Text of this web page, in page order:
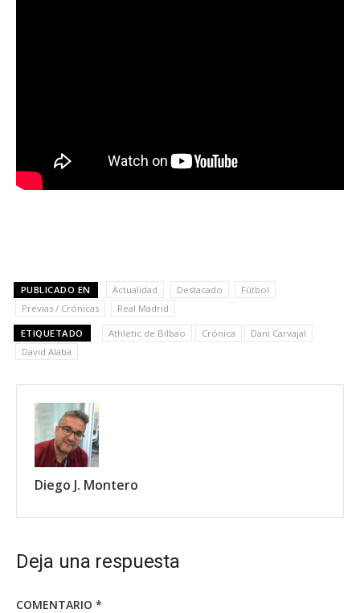
PUBLICADO EN Actualidad Destacado
Fútbol
Previas / Crónicas
Real Madrid
ETIQUETADO Athletic de Bilbao Crónica
Dani Carvajal
David Alaba
Diego J. Montero
Deja una respuesta
COMENTARIO *